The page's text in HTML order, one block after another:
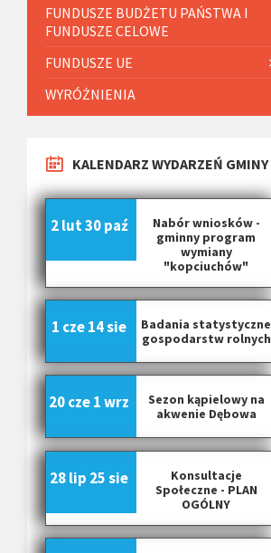
FUNDUSZE BUDŻETU PAŃSTWA I
FUNDUSZE CELOWE
FUNDUSZE UE
WYRÓŻNIENIA
KALENDARZ WYDARZEŃ GMINY
Nabór wniosków -
gminny program
wymiany
"kopciuchów"
2 lut30 paź
Badania statystyczne
gospodarstw rolnych
1 cze14 sie
Sezon kąpielowy na
akwenie Dębowa
20 cze1 wrz
Konsultacje
Społeczne - PLAN
OGÓLNY
28 lip 25 sie